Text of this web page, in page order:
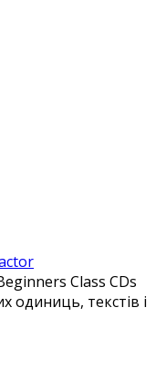
Class CDs
одиниць, текстів і